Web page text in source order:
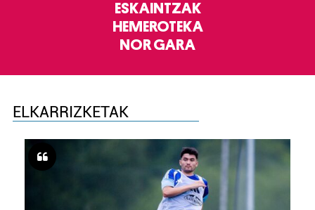
ESKAINTZAK
HEMEROTEKA
NOR GARA
ELKARRIZKETAK